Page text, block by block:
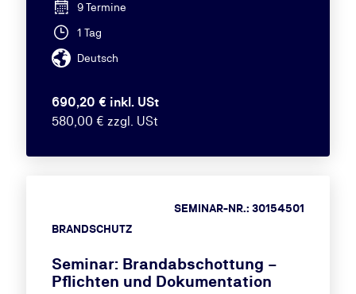
9 Termine
1 Tag
Deutsch
690,20 € inkl. USt
580,00 € zzgl. USt
BRANDSCHUTZ
SEMINAR-NR.: 30154501
Seminar: Brandabschottung –
Pflichten und Dokumentation